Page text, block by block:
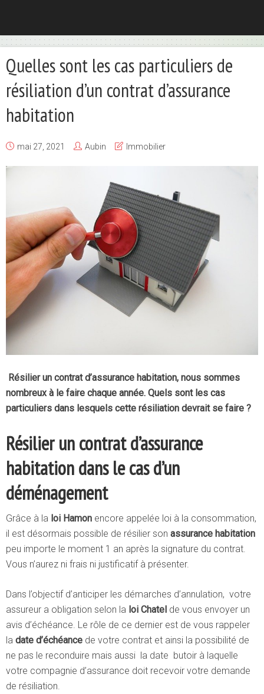
Quelles sont les cas particuliers de
résiliation d’un contrat d’assurance
habitation
mai 27, 2021 Aubin Immobilier
Résilier un contrat d’assurance habitation, nous sommes
nombreux à le faire chaque année. Quels sont les cas
particuliers dans lesquels cette résiliation devrait se faire ?
Résilier un contrat d’assurance
habitation dans le cas d’un
déménagement
Grâce à la loi Hamon encore appelée loi à la consommation,
il est désormais possible de résilier son assurance habitation
peu importe le moment 1 an après la signature du contrat.
Vous n’aurez ni frais ni justificatif à présenter.
Dans l’objectif d’anticiper les démarches d’annulation, votre
assureur a obligation selon la loi Chatel de vous envoyer un
avis d’échéance. Le rôle de ce dernier est de vous rappeler
la date d’échéance de votre contrat et ainsi la possibilité de
ne pas le reconduire mais aussi la date butoir à laquelle
votre compagnie d’assurance doit recevoir votre demande
de résiliation.